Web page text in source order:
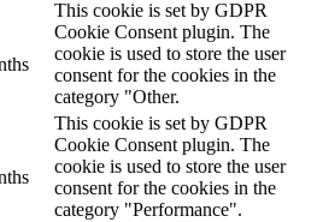
This cookie is set by GDPR
Cookie Consent plugin. The
cookie is used to store the user
consent for the cookies in the
category "Other.
This cookie is set by GDPR
Cookie Consent plugin. The
cookie is used to store the user
consent for the cookies in the
category "Performance".